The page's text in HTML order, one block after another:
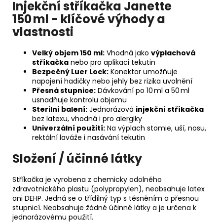
Injekční stříkačka Janette
150 ml - klíčové výhody a
vlastnosti
Velký objem 150 ml: Vhodná jako výplachová
stříkačka nebo pro aplikaci tekutin
Bezpečný Luer Lock: Konektor umožňuje
napojení hadičky nebo jehly bez rizika uvolnění
Přesná stupnice: Dávkování po 10 ml a 50 ml
usnadňuje kontrolu objemu
Sterilní balení: Jednorázová injekční stříkačka
bez latexu, vhodná i pro alergiky
Univerzální použití: Na výplach stomie, uší, nosu,
rektální laváže i nasávání tekutin
Složení / účinné látky
Stříkačka je vyrobena z chemicky odolného
zdravotnického plastu (polypropylen), neobsahuje latex
ani DEHP. Jedná se o třídílný typ s těsněním a přesnou
stupnicí. Neobsahuje žádné účinné látky a je určena k
jednorázovému použití.